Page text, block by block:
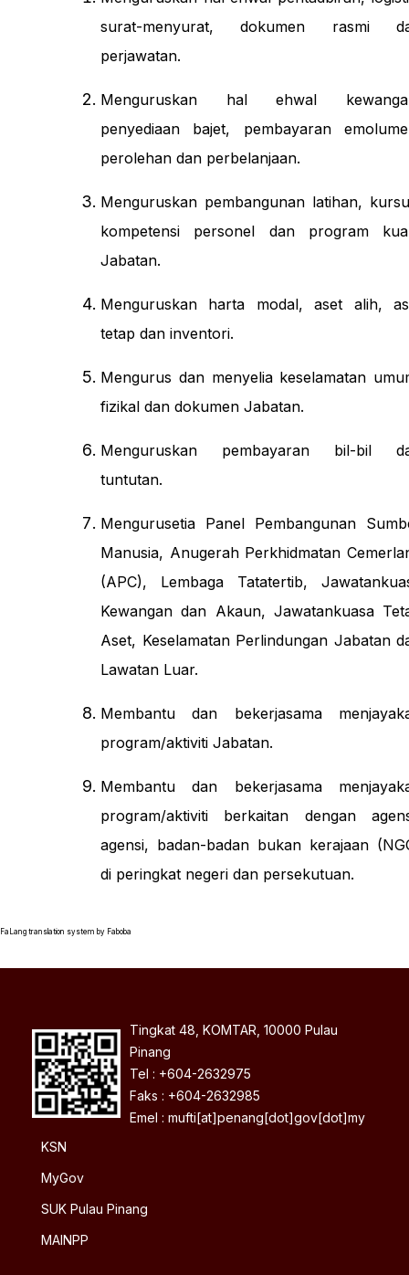
surat-menyurat, dokumen rasmi
perjawatan.
Menguruskan hal ehwal
penyediaan bajet, pembayaran
perolehan dan perbelanjaan.
Menguruskan pembangunan latihan,
kompetensi personel dan program
Jabatan.
Menguruskan harta modal, aset alih,
tetap dan inventori.
Mengurus dan menyelia keselamatan
fizikal dan dokumen Jabatan.
Menguruskan pembayaran bil-bil
tuntutan.
Mengurusetia Panel Pembangunan
Manusia, Anugerah Perkhidmatan
(APC), Lembaga Tatatertib,
Kewangan dan Akaun, Jawatankuasa
Aset, Keselamatan Perlindungan Jabatan
Lawatan Luar.
Membantu dan bekerjasama
program/aktiviti Jabatan.
Membantu dan bekerjasama
program/aktiviti berkaitan dengan
agensi, badan-badan bukan kerajaan
di peringkat negeri dan persekutuan.
FaLang translation system by Faboba
Tingkat 48, KOMTAR, 10000 Pulau
Pinang
Tel : +604-2632975
Faks : +604-2632985
Emel : mufti[at]penang[dot]gov[dot]my
KSN
MyGov
SUK Pulau Pinang
MAINPP